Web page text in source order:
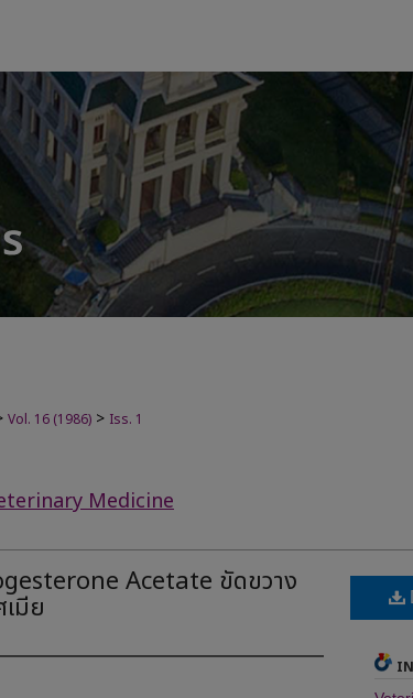
Vol. 16 (1986) > Iss. 1
Medicine
Acetate ขัดขวาง
มีย